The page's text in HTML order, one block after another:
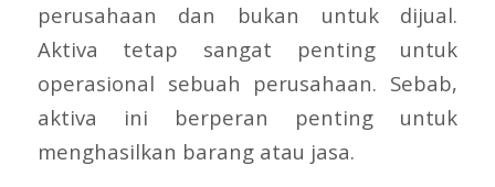
perusahaan dan bukan untuk dijual.
Aktiva tetap sangat penting untuk
operasional sebuah perusahaan. Sebab,
aktiva ini berperan penting untuk
menghasilkan barang atau jasa.